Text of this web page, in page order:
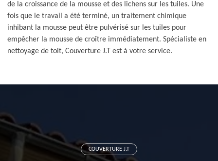
de la croissance de la mousse et des lichens sur les tuiles. Une
fois que le travail a été terminé, un traitement chimique
inhibant la mousse peut être pulvérisé sur les tuiles pour
empêcher la mousse de croître immédiatement. Spécialiste en
nettoyage de toit, Couverture J.T est à votre service.
COUVERTURE J.T